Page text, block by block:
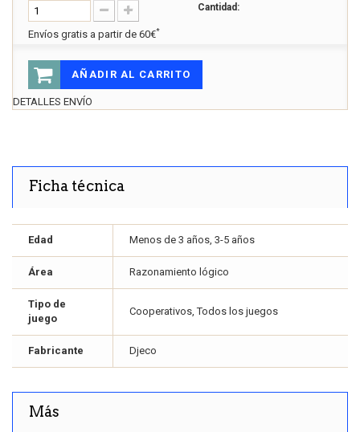
Cantidad:
Envíos gratis a partir de 60€*
AÑADIR AL CARRITO
DETALLES ENVÍO
Ficha técnica
Edad Menos de 3 años, 3-5 años
Área Razonamiento lógico
Tipo de
juego
Cooperativos, Todos los juegos
Fabricante Djeco
Más